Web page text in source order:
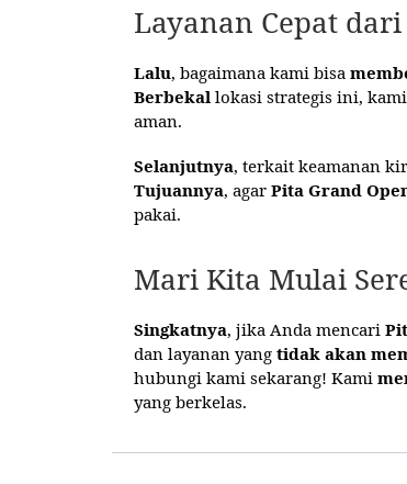
Layanan Cepat
Lalu, bagaimana kami bisa
Berbekal lokasi strategis ini, kami
aman.
Selanjutnya, terkait keamanan
Tujuannya, agar Pita Grand
pakai.
Mari Kita Mulai
Singkatnya, jika Anda mencari
dan layanan yang tidak akan
hubungi kami sekarang! Kami
yang berkelas.